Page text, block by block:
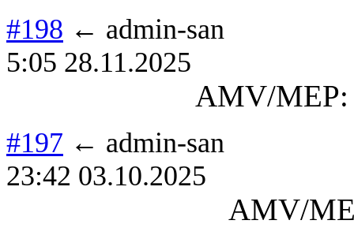
#198 ← admin-san
5:05 28.11.2025
AMV/MEP:
#197 ← admin-san
23:42 03.10.2025
AMV/